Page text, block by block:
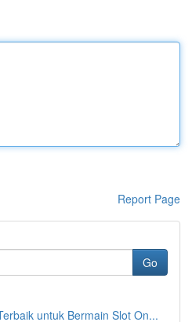
Report Page
Go
untuk Bermain Slot On...